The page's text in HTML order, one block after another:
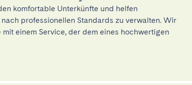
komfortable Unterkünfte und helfen
professionellen Standards zu verwalten. Wir
einem Service, der dem eines hochwertigen